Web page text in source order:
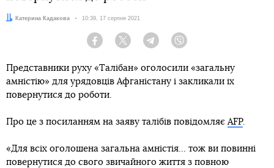
Автор:Катерина Кадакова Дата:
10:39, 17 серпня 2021
Facebook Twitter Telegram
Представники руху «Талібан» оголосили «загальну
амністію» для урядовців Афганістану і закликали їх
повернутися до роботи.
Про це з посиланням на заяву талібів повідомляєAFP.
«Для всіх оголошена загальна амністія... тож ви повинні
повернутися до свого звичайного життя з повною